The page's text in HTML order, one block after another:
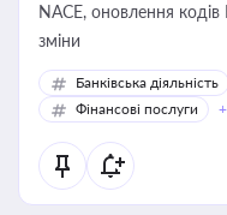
NACE, оновлення
зміни
Банківська діяльність
Фінансові послуги